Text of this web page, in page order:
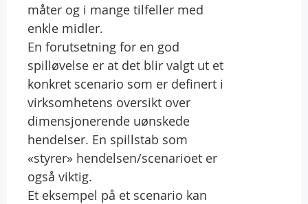
måter og i mange tilfeller med
enkle midler.
En forutsetning for en god
spilløvelse er at det blir valgt ut et
konkret scenario som er definert i
virksomhetens oversikt over
dimensjonerende uønskede
hendelser. En spillstab som
«styrer» hendelsen/scenarioet er
også viktig.
Et eksempel på et scenario kan